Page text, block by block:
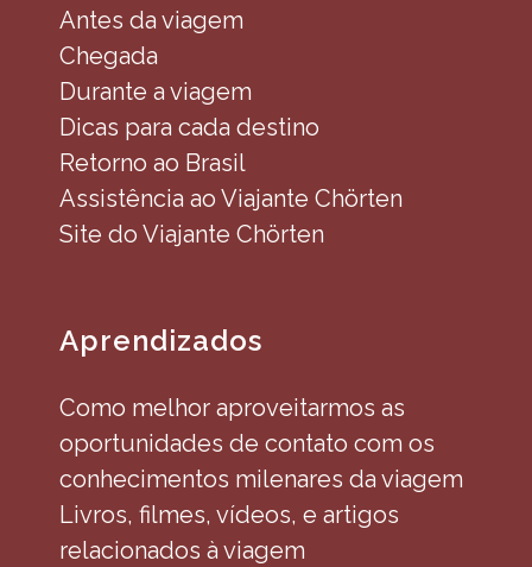
Antes da viagem
Chegada
Durante a viagem
Dicas para cada destino
Retorno ao Brasil
Assistência ao Viajante Chörten
Site do Viajante Chörten
Aprendizados
Como melhor aproveitarmos as
oportunidades de contato com os
conhecimentos milenares da viagem
Livros, filmes, vídeos, e artigos
relacionados à viagem